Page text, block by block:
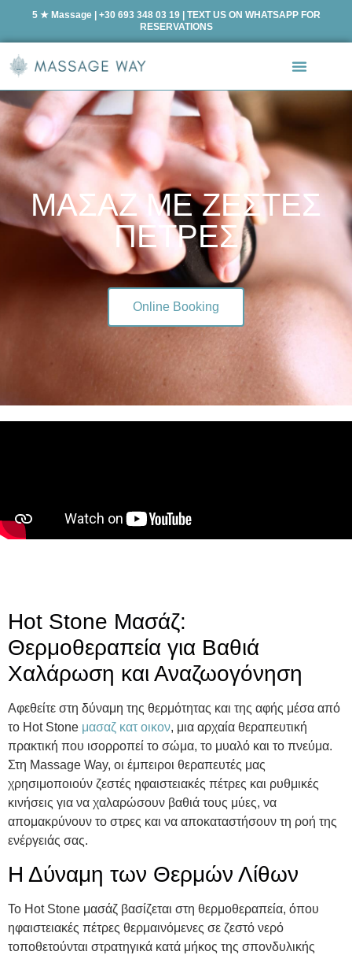
5 ★ Massage | +30 693 348 03 19 | TEXT US ON WHATSAPP FOR
RESERVATIONS
ΜΑΣΑΖ ΜΕ ΖΕΣΤΕΣ
ΠΕΤΡΕΣ
Online Booking
Hot Stone Μασάζ:
Θερμοθεραπεία για Βαθιά
Χαλάρωση και Αναζωογόνηση
Αφεθείτε στη δύναμη της θερμότητας και της αφής μέσα από
το Hot Stone μασαζ κατ οικον, μια αρχαία θεραπευτική
πρακτική που ισορροπεί το σώμα, το μυαλό και το πνεύμα.
Στη Massage Way, οι έμπειροι θεραπευτές μας
χρησιμοποιούν ζεστές ηφαιστειακές πέτρες και ρυθμικές
κινήσεις για να χαλαρώσουν βαθιά τους μύες, να
απομακρύνουν το στρες και να αποκαταστήσουν τη ροή της
ενέργειάς σας.
Η Δύναμη των Θερμών Λίθων
Το Hot Stone μασάζ βασίζεται στη θερμοθεραπεία, όπου
ηφαιστειακές πέτρες θερμαινόμενες σε ζεστό νερό
τοποθετούνται στρατηγικά κατά μήκος της σπονδυλικής